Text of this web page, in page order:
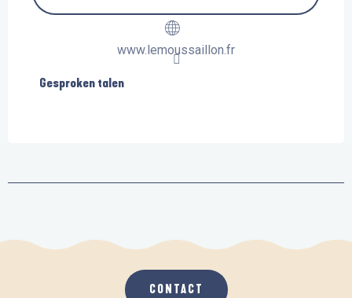
www.lemoussaillon.fr
Gesproken talen
Gesproken talen
CONTACT